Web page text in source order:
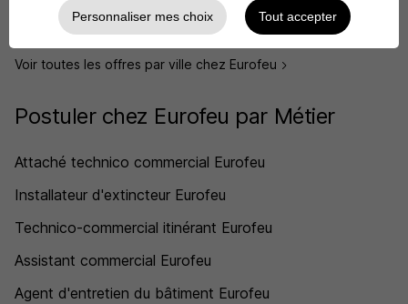
Voir plus
Voir toutes les offres par ville chez Eurofeu
Postuler chez Eurofeu par Métier
Attaché technico commercial Eurofeu
Installateur d'extincteur Eurofeu
Technico-commercial itinérant Eurofeu
Assistant commercial Eurofeu
Agent d'entretien du bâtiment Eurofeu
Personnaliser mes choix Tout accepter